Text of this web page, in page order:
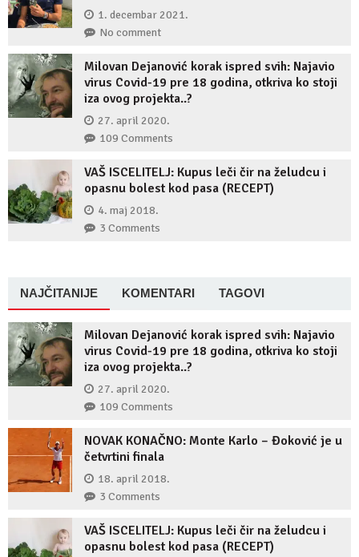
1. decembar 2021.
No comment
Milovan Dejanović korak ispred svih: Najavio
virus Covid-19 pre 18 godina, otkriva ko stoji
iza ovog projekta..?
27. april 2020.
109 Comments
VAŠ ISCELITELJ: Kupus leči čir na želudcu i
opasnu bolest kod pasa (RECEPT)
4. maj 2018.
3 Comments
NAJČITANIJE KOMENTARI TAGOVI
Milovan Dejanović korak ispred svih: Najavio
virus Covid-19 pre 18 godina, otkriva ko stoji
iza ovog projekta..?
27. april 2020.
109 Comments
NOVAK KONAČNO: Monte Karlo – Đoković je u
četvrtini finala
18. april 2018.
3 Comments
VAŠ ISCELITELJ: Kupus leči čir na želudcu i
opasnu bolest kod pasa (RECEPT)